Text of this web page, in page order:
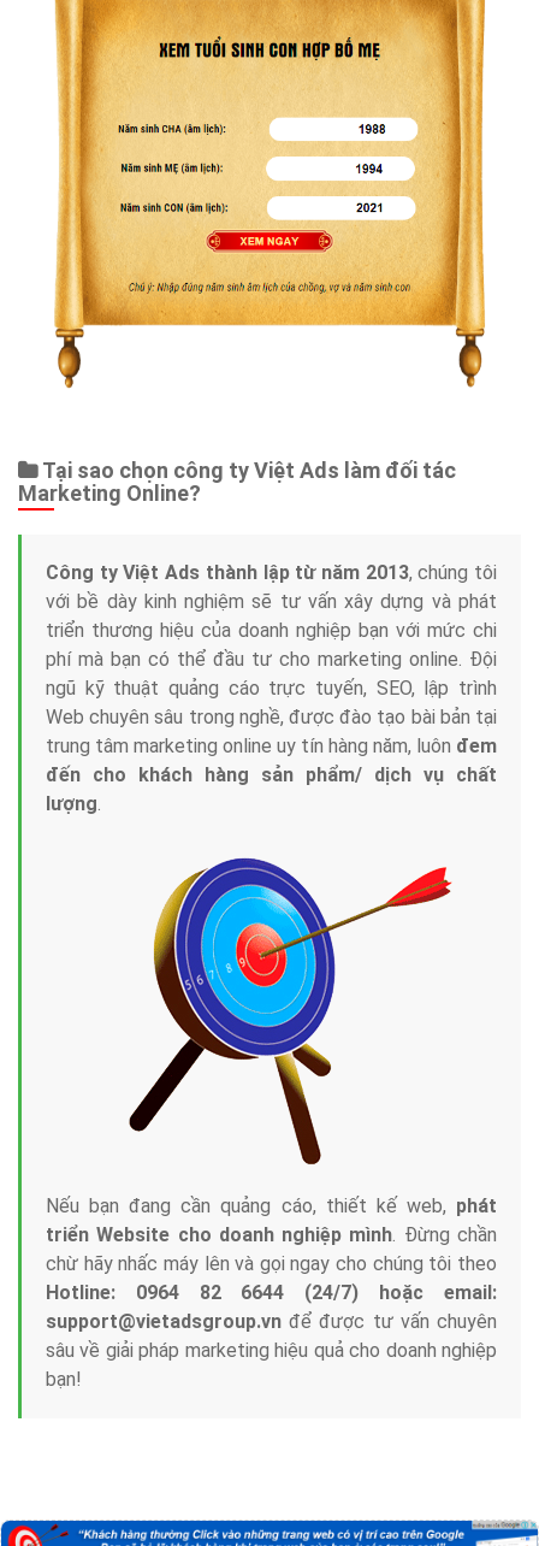
Tại sao chọn công ty Việt Ads làm đối tác
Marketing Online?
Công ty Việt Ads thành lập từ năm 2013, chúng tôi
với bề dày kinh nghiệm sẽ tư vấn xây dựng và phát
triển thương hiệu của doanh nghiệp bạn với mức chi
phí mà bạn có thể đầu tư cho marketing online. Đội
ngũ kỹ thuật quảng cáo trực tuyến, SEO, lập trình
Web chuyên sâu trong nghề, được đào tạo bài bản tại
trung tâm marketing online uy tín hàng năm, luôn đem
đến cho khách hàng sản phẩm/ dịch vụ chất
lượng.
Nếu bạn đang cần quảng cáo, thiết kế web, phát
triển Website cho doanh nghiệp mình. Đừng chần
chừ hãy nhấc máy lên và gọi ngay cho chúng tôi theo
Hotline: 0964 82 6644 (24/7) hoặc email:
support@vietadsgroup.vn để được tư vấn chuyên
sâu về giải pháp marketing hiệu quả cho doanh nghiệp
bạn!